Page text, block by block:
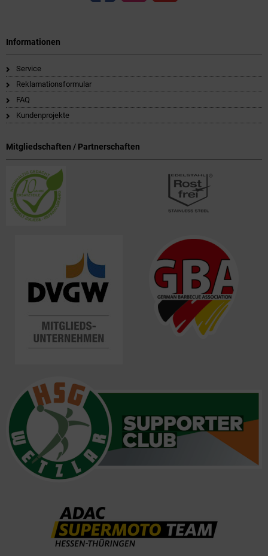
Informationen
Service
Reklamationsformular
FAQ
Kundenprojekte
Mitgliedschaften / Partnerschaften